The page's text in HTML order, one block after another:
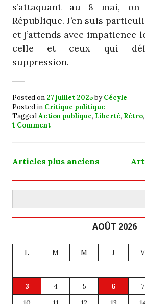
s’attaquant au 8 mai, on
République. J’en suis
et j’attends avec impatience
celle et ceux qui
suppression.
Posted on 27 juillet 2025byCécyle
Posted in Critique politique
TaggedAction publique, Liberté, Rétro,
1 Comment
Navigation
des
Articles plus anciens
Rechercher
AOÛT 2026
L M M J V
3
4 5 6 7